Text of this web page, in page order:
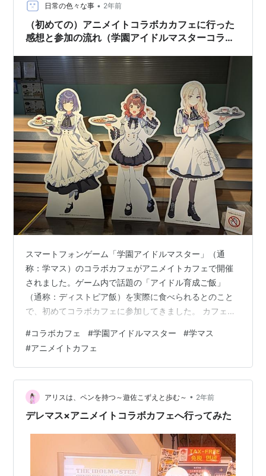
まに楽しみながらやっていきたいなと思います。 ２０２
５年─── 刀剣乱舞が記念すべき十周年…
日常の色々な事 • 2年前
（初めての）アニメイトコラボカカフェに行った
感想と参加の流れ（学園アイドルマスターコラ
スマートフォンゲーム「学園アイドルマスター」（通
称：学マス）のコラボカフェがアニメイトカフェで開催
されました。ゲーム内で話題の「アイドル育成ご飯」
（通称：ディストピア飯）を実際に食べられるとのこと
で、初めてコラボカフェに参加してきました。 カフェ初
際の料理の感想までをレポートします。同じように初め
ての方の参考になれば幸いです。 目次 基本情報 人数比
必要な持ち物 コラボカフェの雰囲気 内装 注文したメニ
ューと感想 注文したメニュ一覧 注文したメニュの感想
花海咲季特性スパースタミナドリンク＆お弁当 アニメイ
トカフェVer. 月村手毬のごほうび…
#コラボカフェ #学園アイドルマスター #学マス
#アニメイトカフェ
アリスは、ペンを持つ～遊佐こずえと歩む～ • 2年前
デレマス×アニメイトコラボカフェへ行ってみた